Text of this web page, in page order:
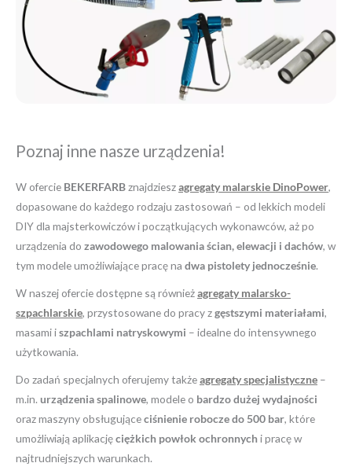
Poznaj inne nasze urządzenia!
W ofercie BEKERFARBznajdzieszagregaty malarskie DinoPower,
dopasowane do każdego rodzaju zastosowań – od lekkich modeli
DIY dla majsterkowiczów i początkujących wykonawców, aż po
urządzenia do zawodowego malowania ścian, elewacji i dachów, w
tym modele umożliwiające pracę na dwa pistolety jednocześnie.
W naszej ofercie dostępne są równieżagregaty malarsko-
szpachlarskie, przystosowane do pracy zgęstszymi materiałami,
masami iszpachlami natryskowymi – idealne do intensywnego
użytkowania.
Do zadań specjalnych oferujemy takżeagregaty specjalistyczne –
m.in. urządzenia spalinowe, modele o bardzo dużej wydajności
oraz maszyny obsługująceciśnienie robocze do 500 bar, które
umożliwiają aplikacjęciężkich powłok ochronnychi pracę w
najtrudniejszych warunkach.